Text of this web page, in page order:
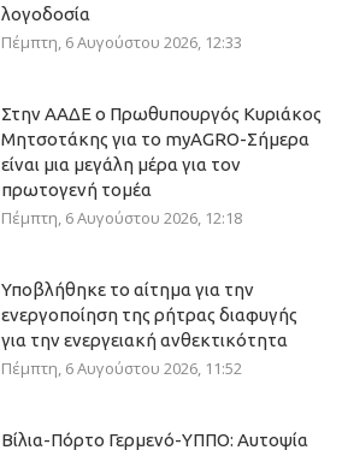
λογοδοσία
Πέμπτη, 6 Αυγούστου 2026, 12:33
Στην ΑΑΔΕ ο Πρωθυπουργός Κυριάκος
Μητσοτάκης για το myAGRO-Σήμερα
είναι μια μεγάλη μέρα για τον
πρωτογενή τομέα
Πέμπτη, 6 Αυγούστου 2026, 12:18
Υποβλήθηκε το αίτημα για την
ενεργοποίηση της ρήτρας διαφυγής
για την ενεργειακή ανθεκτικότητα
Πέμπτη, 6 Αυγούστου 2026, 11:52
Βίλια-Πόρτο Γερμενό-ΥΠΠΟ: Αυτοψία